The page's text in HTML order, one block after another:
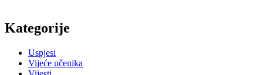
Kategorije
Uspjesi
Vijeće učenika